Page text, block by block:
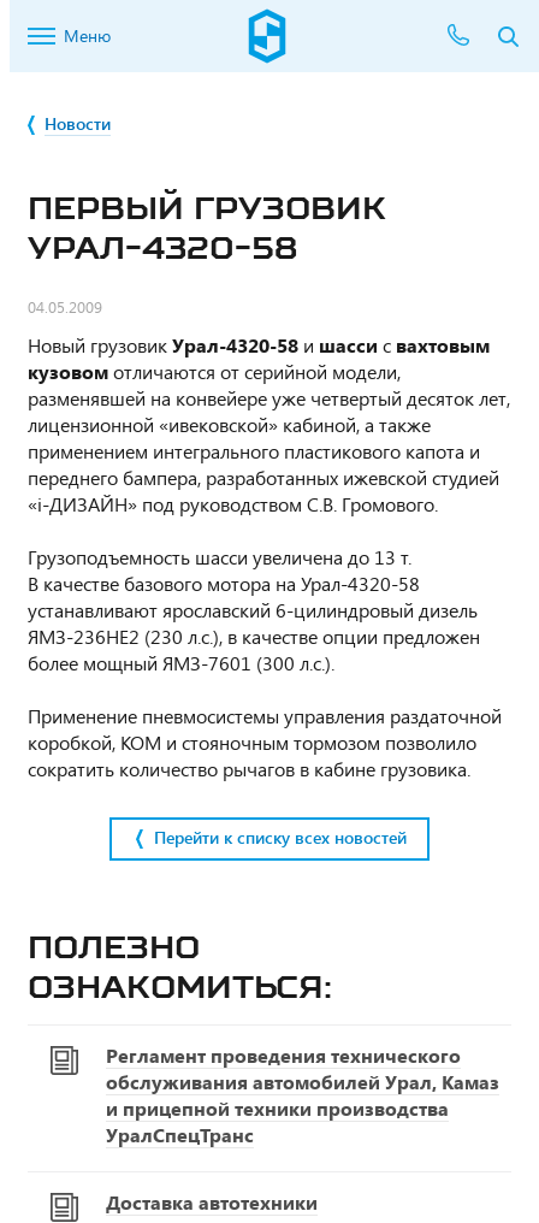
Меню
Новости
ПЕРВЫЙ ГРУЗОВИК
УРАЛ-4320-58
04.05.2009
Новый грузовикУрал-4320-58 и шасси с вахтовым
кузовомотличаются от серийной модели,
разменявшей на конвейере уже четвертый десяток лет,
лицензионной «ивековской» кабиной, а также
применением интегрального пластикового капота и
переднего бампера, разработанных ижевской студией
«i-ДИЗАЙН» под руководством С.В. Громового.
Грузоподъемность шасси увеличена до 13 т.
В качестве базового мотора на Урал-4320-58
устанавливают ярославский 6-цилиндровый дизель
ЯМЗ-236НЕ2 (230 л.с.), в качестве опции предложен
более мощный ЯМЗ-7601 (300 л.с.).
Применение пневмосистемы управления раздаточной
коробкой, КОМ и стояночным тормозом позволило
сократить количество рычагов в кабине грузовика.
Перейти к списку всех новостей
Полезно
ознакомиться:
Регламент проведения технического
обслуживания автомобилей Урал, Камаз
и прицепной техники производства
УралСпецТранс
Доставка автотехники